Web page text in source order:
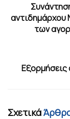
αντιδημάρχου
των
Σχετικά